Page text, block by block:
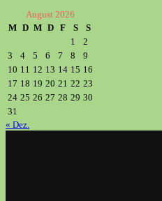
August 2026
M D M D F S
S
1
2
3
4 5 6 7 8
9
10 11 12 13 14 15 16
17 18 19 20 21 22 23
24 25 26 27 28 29 30
31
« Dez.